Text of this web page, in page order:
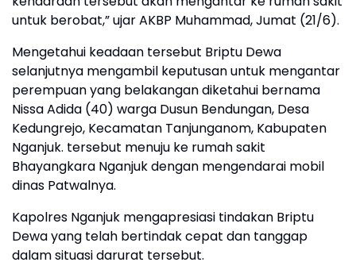
untuk berobat,” ujar AKBP Muhammad, Jumat (21/6).
Mengetahui keadaan tersebut Briptu Dewa
selanjutnya mengambil keputusan untuk mengantar
perempuan yang belakangan diketahui bernama
Nissa Adida (40) warga Dusun Bendungan, Desa
Kedungrejo, Kecamatan Tanjunganom, Kabupaten
Nganjuk. tersebut menuju ke rumah sakit
Bhayangkara Nganjuk dengan mengendarai mobil
dinas Patwalnya.
Kapolres Nganjuk mengapresiasi tindakan Briptu
Dewa yang telah bertindak cepat dan tanggap
dalam situasi darurat tersebut.